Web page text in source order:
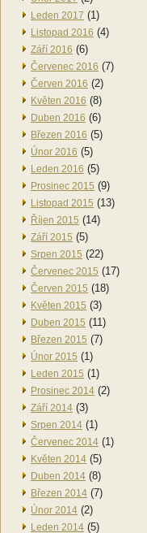
Leden 2017 (1)
Listopad 2016 (4)
Září 2016 (6)
Červenec 2016 (7)
Červen 2016 (2)
Květen 2016 (8)
Duben 2016 (6)
Březen 2016 (5)
Únor 2016 (5)
Leden 2016 (5)
Prosinec 2015 (9)
Listopad 2015 (13)
Říjen 2015 (14)
Září 2015 (5)
Srpen 2015 (22)
Červenec 2015 (17)
Červen 2015 (18)
Květen 2015 (3)
Duben 2015 (11)
Březen 2015 (7)
Únor 2015 (1)
Leden 2015 (1)
Prosinec 2014 (2)
Září 2014 (3)
Srpen 2014 (1)
Červenec 2014 (1)
Květen 2014 (5)
Duben 2014 (8)
Březen 2014 (7)
Únor 2014 (2)
Leden 2014 (5)